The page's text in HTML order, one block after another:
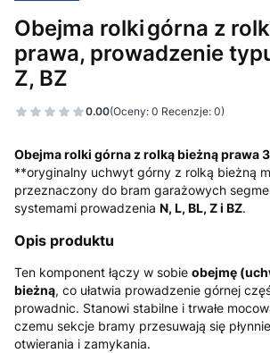
Obejma rolki górna z
prawa, prowadzenie
Z, BZ
0.00(Oceny: 0 Recenzje: 0)
Obejma rolki górna z rolką bieżną prawa
**oryginalny uchwyt górny z rolką bieżną
przeznaczony do bram garażowych
systemami prowadzenia N, L, BL, Z i BZ.
Opis produktu
Ten komponent łączy w sobie obejmę
bieżną, co ułatwia prowadzenie górnej
prowadnic. Stanowi stabilne i trwałe
czemu sekcje bramy przesuwają się
otwierania i zamykania.